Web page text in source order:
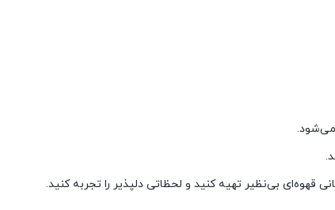
می‌شود.
قهوه‌ای بی‌نظیر تهیه کنید و لحظاتی دلپذیر را تجربه کنید.